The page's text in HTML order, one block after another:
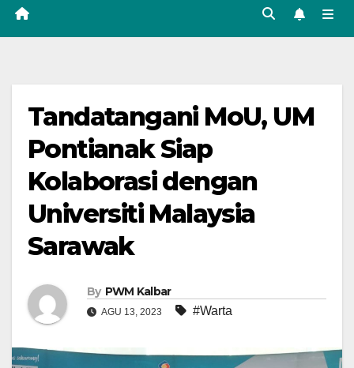
Tandatangani MoU, UM
Pontianak Siap
Kolaborasi dengan
Universiti Malaysia
Sarawak
By PWM Kalbar
AGU 13, 2023 #Warta